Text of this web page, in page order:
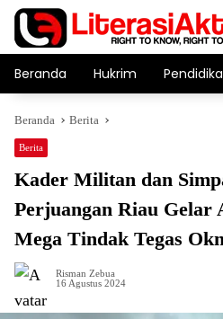
Langsung
konten
Beranda Hukrim
Beranda Berita
Berita
Kader Militan dan
Perjuangan Riau
Mega Tindak Tegas
Risman Zebua
16 Agustus 2024